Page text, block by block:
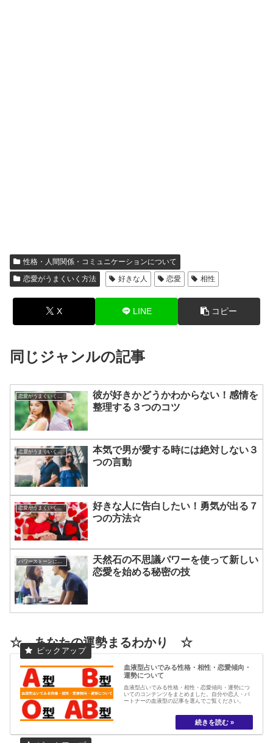
性格・人間関係・コミュニケーションについて
恋愛がうまくいく方法
好きな人 恋愛 相性
X LINE コピー
同じジャンルの記事
恋愛がうまくいく方法
彼が好きかどうかわからない！感情を
整理する３つのコツ
恋愛がうまくいく方法
本気で男が愛する時には絶対しない３
つの言動
恋愛がうまくいく方法
好きな人に告白したい！勇気が出る７
つの方法☆
天然石の不思議パワーを使って新しい
恋愛を始める秘密の技
☆ あなたの運勢まるわかり ☆
血液型占いでみる性格・相性・恋愛傾向・
運勢について
血液型占いでみる性格・相性・恋愛傾向・運勢につ
いてのコンテンツをまとめました。自分や恋人・パ
ートナーの血液型の記事を選んでご覧ください。